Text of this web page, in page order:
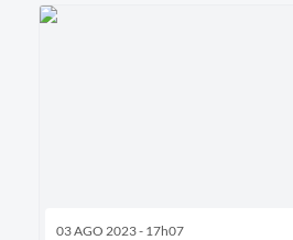
03 AGO 2023 - 17h07